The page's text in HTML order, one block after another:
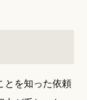
とを知った依頼